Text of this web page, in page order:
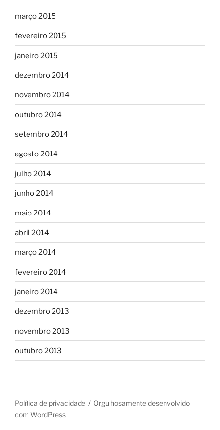
março 2015
fevereiro 2015
janeiro 2015
dezembro 2014
novembro 2014
outubro 2014
setembro 2014
agosto 2014
julho 2014
junho 2014
maio 2014
abril 2014
março 2014
fevereiro 2014
janeiro 2014
dezembro 2013
novembro 2013
outubro 2013
Política de privacidade
Orgulhosamente desenvolvido
com WordPress